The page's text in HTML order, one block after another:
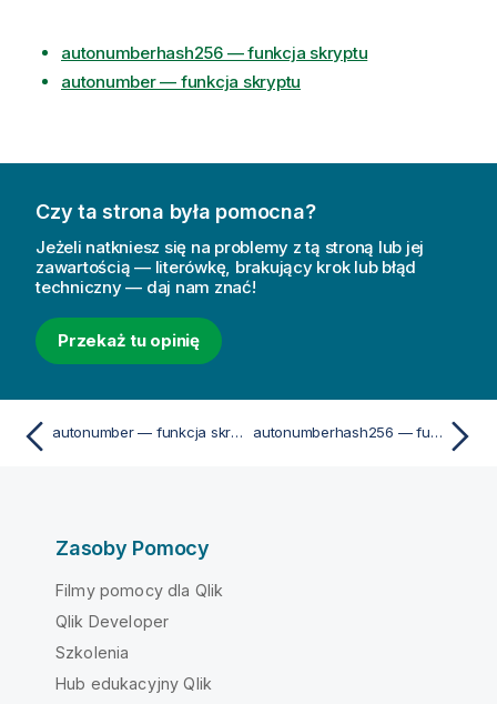
autonumberhash256 — funkcja skryptu
autonumber — funkcja skryptu
Czy ta strona była pomocna?
Jeżeli natkniesz się na problemy z tą stroną lub jej
zawartością — literówkę, brakujący krok lub błąd
techniczny — daj nam znać!
Przekaż tu opinię
autonumber — funkcja skryptu autonumberhash256 — funkcja skryptu
Zasoby Pomocy
Filmy pomocy dla Qlik
Qlik Developer
Szkolenia
Hub edukacyjny Qlik